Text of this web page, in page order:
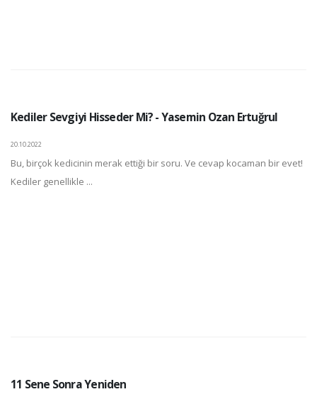
Kediler Sevgiyi Hisseder Mi? - Yasemin Ozan Ertuğrul
20.10.2022
Bu, birçok kedicinin merak ettiği bir soru. Ve cevap kocaman bir evet!
Kediler genellikle ...
11 Sene Sonra Yeniden